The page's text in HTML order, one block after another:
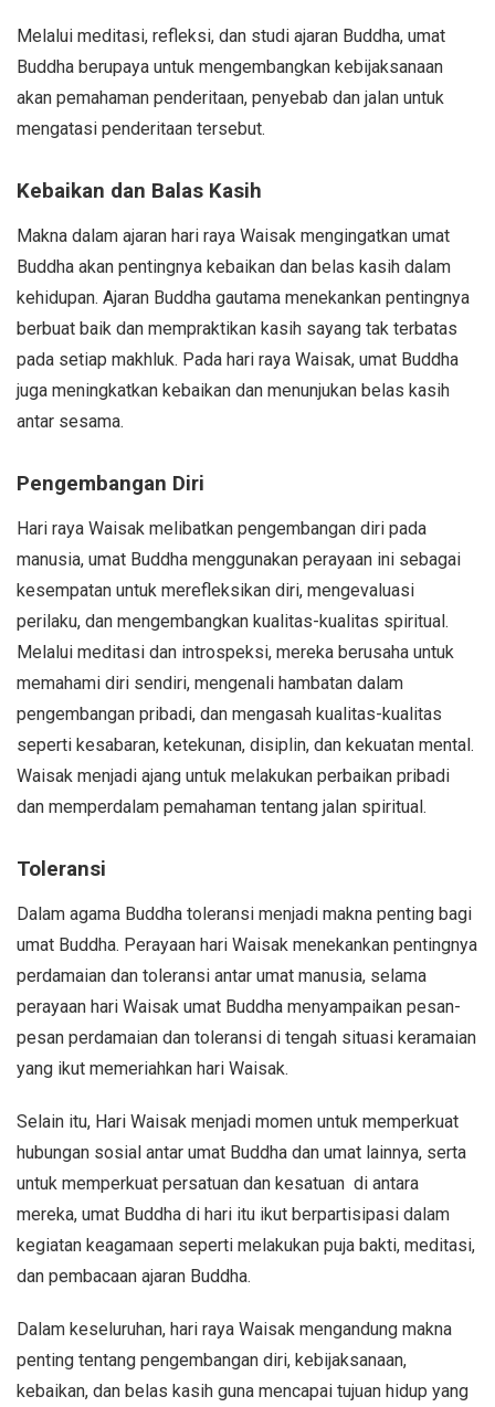
Melalui meditasi, refleksi, dan studi ajaran Buddha, umat
Buddha berupaya untuk mengembangkan kebijaksanaan
akan pemahaman penderitaan, penyebab dan jalan untuk
mengatasi penderitaan tersebut.
Kebaikan dan Balas Kasih
Makna dalam ajaran hari raya Waisak mengingatkan umat
Buddha akan pentingnya kebaikan dan belas kasih dalam
kehidupan. Ajaran Buddha gautama menekankan pentingnya
berbuat baik dan mempraktikan kasih sayang tak terbatas
pada setiap makhluk. Pada hari raya Waisak, umat Buddha
juga meningkatkan kebaikan dan menunjukan belas kasih
antar sesama.
Pengembangan Diri
Hari raya Waisak melibatkan pengembangan diri pada
manusia, umat Buddha menggunakan perayaan ini sebagai
kesempatan untuk merefleksikan diri, mengevaluasi
perilaku, dan mengembangkan kualitas-kualitas spiritual.
Melalui meditasi dan introspeksi, mereka berusaha untuk
memahami diri sendiri, mengenali hambatan dalam
pengembangan pribadi, dan mengasah kualitas-kualitas
seperti kesabaran, ketekunan, disiplin, dan kekuatan mental.
Waisak menjadi ajang untuk melakukan perbaikan pribadi
dan memperdalam pemahaman tentang jalan spiritual.
Toleransi
Dalam agama Buddha toleransi menjadi makna penting bagi
umat Buddha. Perayaan hari Waisak menekankan pentingnya
perdamaian dan toleransi antar umat manusia, selama
perayaan hari Waisak umat Buddha menyampaikan pesan-
pesan perdamaian dan toleransi di tengah situasi keramaian
yang ikut memeriahkan hari Waisak.
Selain itu, Hari Waisak menjadi momen untuk memperkuat
hubungan sosial antar umat Buddha dan umat lainnya, serta
untuk memperkuat persatuan dan kesatuan di antara
mereka, umat Buddha di hari itu ikut berpartisipasi dalam
kegiatan keagamaan seperti melakukan puja bakti, meditasi,
dan pembacaan ajaran Buddha.
Dalam keseluruhan, hari raya Waisak mengandung makna
penting tentang pengembangan diri, kebijaksanaan,
kebaikan, dan belas kasih guna mencapai tujuan hidup yang